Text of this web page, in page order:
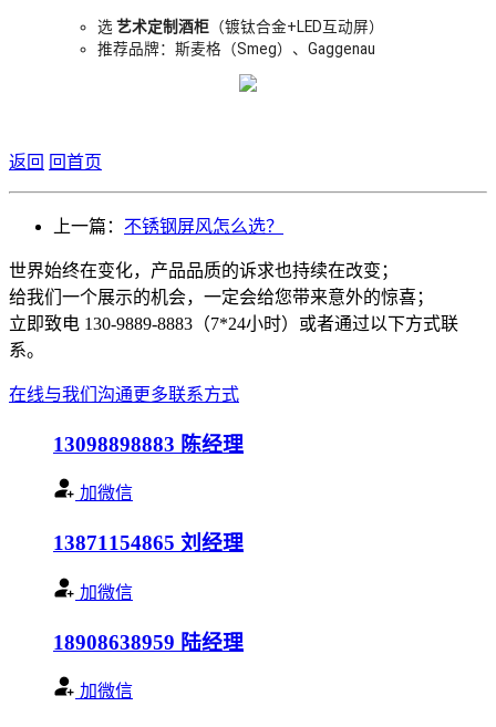
选 艺术定制酒柜 （镀钛合金+LED互动屏）
推荐品牌：斯麦格（Smeg）、Gaggenau
返回 回首页
上一篇： 不锈钢屏风怎么选？
世界始终在变化，产品品质的诉求也持续在改变；
给我们一个展示的机会，一定会给您带来意外的惊喜；
立即致电 130-9889-8883（7*24小时）或者通过以下方式联
系。
在线与我们沟通更多联系方式
13098898883 陈经理
加微信
13871154865 刘经理
加微信
18908638959 陆经理
加微信